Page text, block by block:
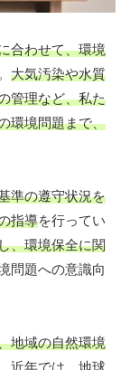
合わせて、環境
大気汚染や水質
管理など、私た
環境問題まで、
準の遵守状況を
指導を行ってい
、環境保全に関
問題への意識向
地域の自然環境